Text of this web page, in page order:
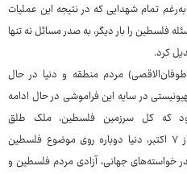
تمام شهدایی که در نتیجه این عملیات
فلسطین را بار دیگر، به صدر مسائل نه تنها
کرد.
(تاریخ عملیات طوفان‌الاقصی) مردم منطقه و دنیا در حال
در سایه این فراموشی در حال ادامه
که کل سرزمین فلسطین، ملک طلق
صهیونیست‌های انسان‌نما شود، اما پس از ۷ اکتبر، دنیا دوباره روی موضوع فلسطین
خواسته‌های جهانی، آزادی مردم فلسطین و